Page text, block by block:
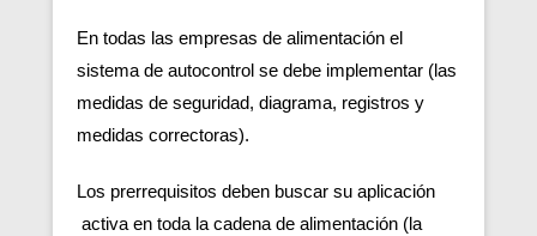
En todas las empresas de alimentación el
sistema de autocontrol se debe implementar (las
medidas de seguridad, diagrama, registros y
medidas correctoras).
Los prerrequisitos deben buscar su aplicación
activa en toda la cadena de alimentación (la